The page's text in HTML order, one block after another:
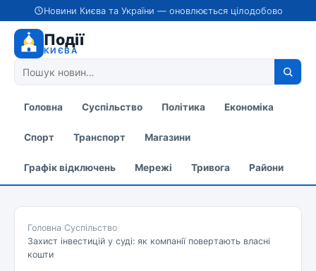
Новини Києва та України — оновлюється цілодобово
Події
КИЄВА
Головна Суспільство Політика Економіка
Спорт Транспорт Магазини
Графік відключень Мережі Тривога Райони
Головна/Суспільство/
Захист інвестицій у суді: як компанії повертають власні
кошти